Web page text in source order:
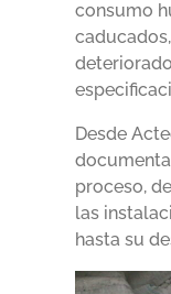
consumo
Desde
proceso,
las
hasta su